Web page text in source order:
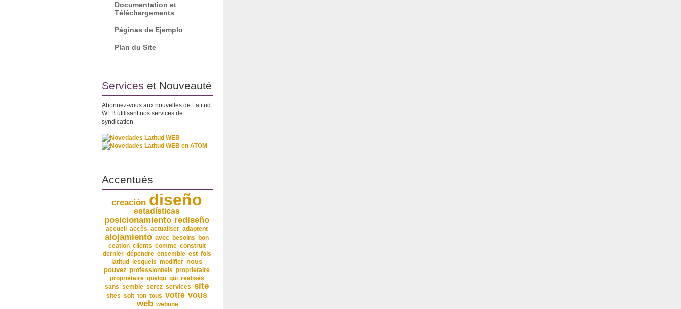
Documentation et
Téléchargements
Páginas de Ejemplo
Plan du Site
Services et Nouveauté
Abonnez-vous aux nouvelles de Latitud
WEB utilisant nos services de
syndication
Accentués
creación diseño
estadísticas
posicionamiento rediseño
accueil accès actualiser adaptent
alojamiento avec besoins
bon
ceation clients comme construit
dernier dépendre ensemble est fois
latitud
lesquels modifier nous
pouvez professionnels proprietaire
propriétaire quelqu qui realisés
sans semble serez services site
sites soit ton tous votre vous
web webune